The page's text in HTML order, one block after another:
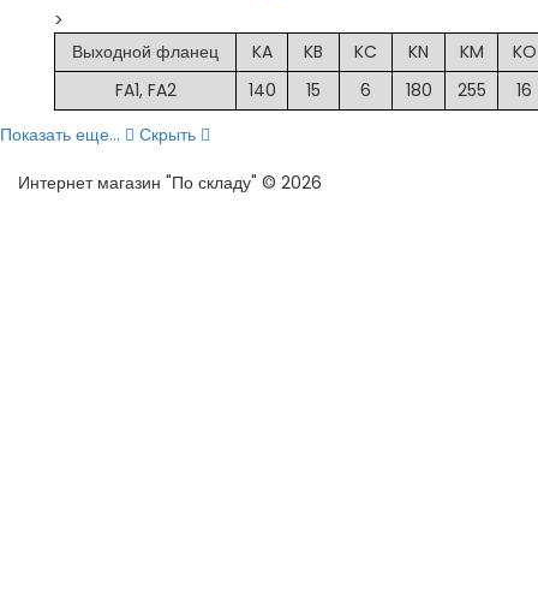
>
Выходной фланец
KA KB KC KN KM
KO
FA1, FA2
140 15 6 180 255
16
Показать еще...
Скрыть
Интернет магазин "По складу" © 2026